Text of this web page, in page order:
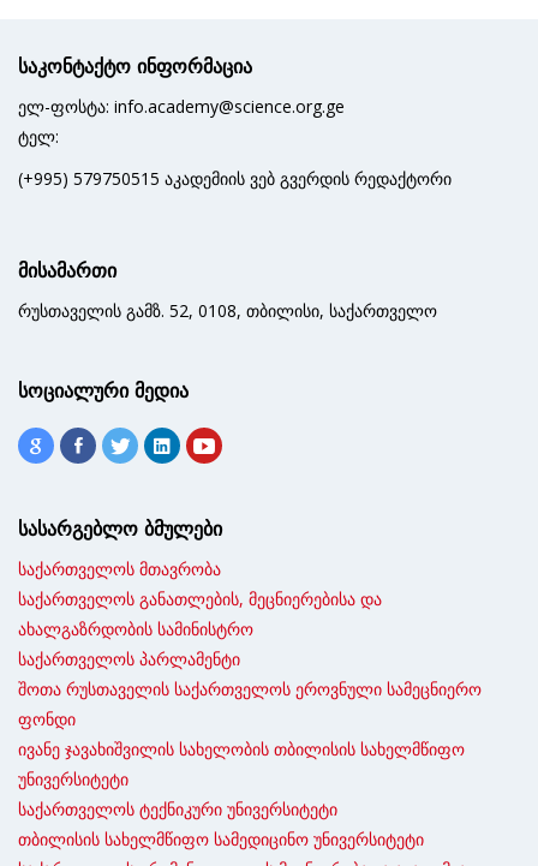
საკონტაქტო ინფორმაცია
ელ-ფოსტა: info.academy@science.org.ge
ტელ:
(+995) 579750515 აკადემიის ვებ გვერდის რედაქტორი
მისამართი
რუსთაველის გამზ. 52, 0108, თბილისი, საქართველო
სოციალური მედია
სასარგებლო ბმულები
საქართველოს მთავრობა
საქართველოს განათლების, მეცნიერებისა და
ახალგაზრდობის სამინისტრო
საქართველოს პარლამენტი
შოთა რუსთაველის საქართველოს ეროვნული სამეცნიერო
ფონდი
ივანე ჯავახიშვილის სახელობის თბილისის სახელმწიფო
უნივერსიტეტი
საქართველოს ტექნიკური უნივერსიტეტი
თბილისის სახელმწიფო სამედიცინო უნივერსიტეტი